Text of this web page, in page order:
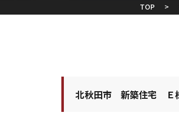
TOP >
北秋田市 新築住宅 Ｅ